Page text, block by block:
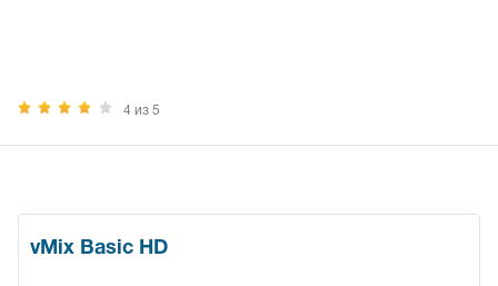
4 из 5
vMix Basic HD